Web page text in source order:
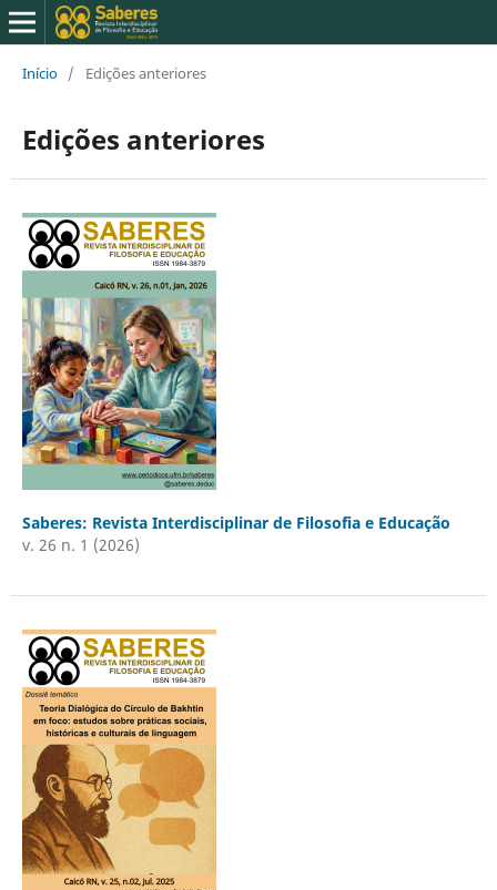
Início / Edições anteriores
Edições anteriores
Saberes: Revista Interdisciplinar de Filosofia e Educação
v. 26 n. 1 (2026)